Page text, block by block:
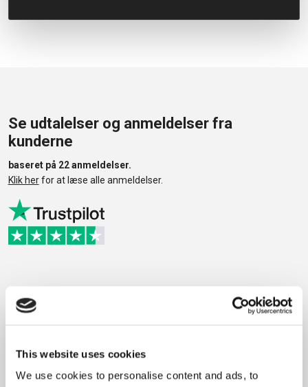
This website uses cookies
We use cookies to personalise content and ads, to
Se udtalelser og anmeldelser fra
kunderne
base​ret på 22 anmeldelser.
Klik ​​​herfor at læse alle anmeldelser.
Utroligt behageligt samarbejde
solceller af Anchers Entreprise og det har hele vejen fra
samarbejde.